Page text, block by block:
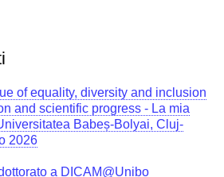
of equality, diversity and inclusion
and scientific progress - La mia
Babeș-Bolyai, Cluj-
2026
a DICAM@Unibo